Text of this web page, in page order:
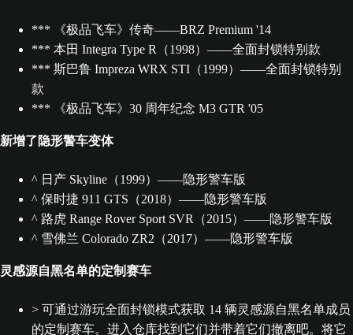
*** 《极品飞车》传奇——BRZ Premium '14
*** 本田 Integra Type R（1998）——全面封锁特别款
*** 斯巴鲁 Impreza WRX STI（1999）——全面封锁特别
款
*** 《极品飞车》30 周年纪念 M3 GTR '05
新增了隐形警车变体
^ 日产 Skyline（1999）——隐形警车版
^ 保时捷 911 GTS（2018）——隐形警车版
^ 路虎 Range Rover Sport SVR（2015）——隐形警车版
^ 雪佛兰 Colorado ZR2（2017）——隐形警车版
灵感源自黑名单的定制赛车
> 可通过游玩全面封锁模式获取 14 辆灵感源自黑名单成员
的定制赛车。进入仓库找到它们并带着它们撤离吧。将它